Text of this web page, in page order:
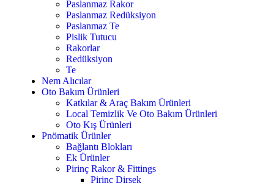
Paslanmaz Rakor
Paslanmaz Redüksiyon
Paslanmaz Te
Pislik Tutucu
Rakorlar
Redüksiyon
Te
Nem Alıcılar
Oto Bakım Ürünleri
Katkılar & Araç Bakım Ürünleri
Local Temizlik Ve Oto Bakım Ürünleri
Oto Kış Ürünleri
Pnömatik Ürünler
Bağlantı Blokları
Ek Ürünler
Pirinç Rakor & Fittings
Pirinç Dirsek